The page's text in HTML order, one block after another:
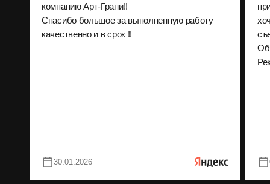
компанию Арт-Грани!!
Спасибо большое за выполненную работу
качественно и в срок !!
30.01.2026